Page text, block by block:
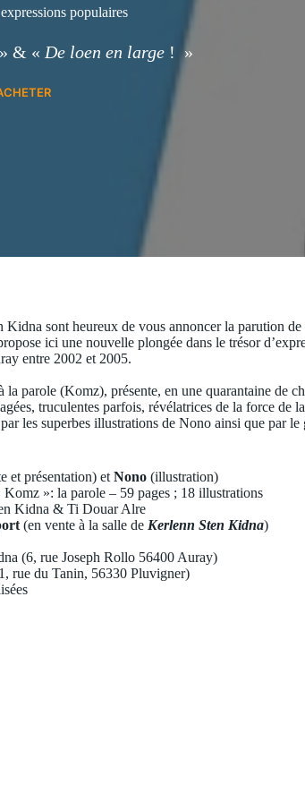
populaires
» & « De loen en large! »
sont heureux de vous annoncer la parution de
ici une nouvelle plongée dans le trésor
entre 2002 et 2005.
la parole (Komz), présente, en une quarantaine de
truculentes parfois, révélatrices de la force de
les superbes illustrations de Nono ainsi que par
et présentation) etNono (illustration)
Komz »: la parole – 59 pages ; 18 illustrations
Kidna & Ti Douar Alre
(en vente à la salle de Kerlenn Sten Kidna)
(6, rue Joseph Rollo 56400 Auray)
rue du Tanin, 56330 Pluvigner)